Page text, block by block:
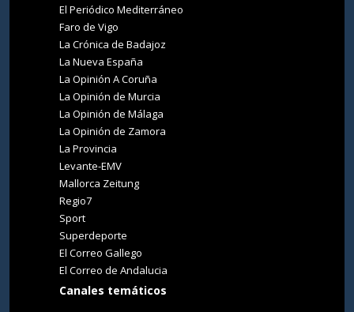
El Periódico Mediterráneo
Faro de Vigo
La Crónica de Badajoz
La Nueva España
La Opinión A Coruña
La Opinión de Murcia
La Opinión de Málaga
La Opinión de Zamora
La Provincia
Levante-EMV
Mallorca Zeitung
Regio7
Sport
Superdeporte
El Correo Gallego
El Correo de Andalucia
Canales temáticos